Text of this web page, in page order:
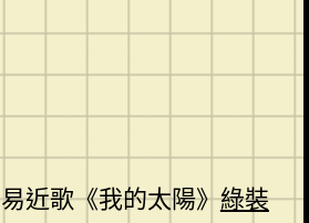
近歌《我的太陽》綠裝